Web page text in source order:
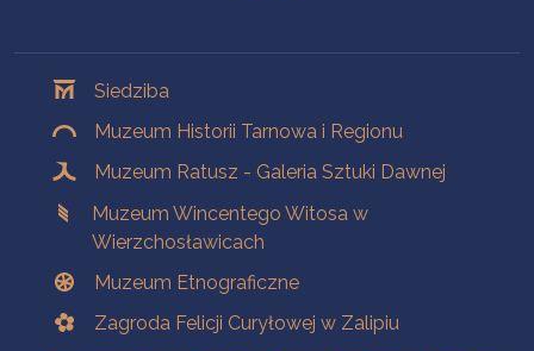
Siedziba
Muzeum Historii Tarnowa i Regionu
Muzeum Ratusz - Galeria Sztuki Dawnej
Muzeum Wincentego Witosa w
Wierzchosławicach
Muzeum Etnograficzne
Zagroda Felicji Curyłowej w Zalipiu